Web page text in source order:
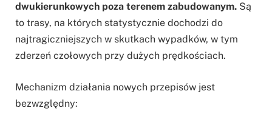
dwukierunkowych poza terenem zabudowanym. Są
to trasy, na których statystycznie dochodzi do
najtragiczniejszych w skutkach wypadków, w tym
zderzeń czołowych przy dużych prędkościach.
Mechanizm działania nowych przepisów jest
bezwzględny: